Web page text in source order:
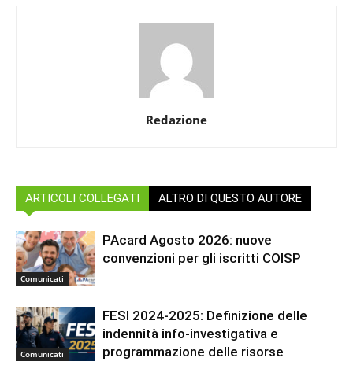
Redazione
ARTICOLI COLLEGATI ALTRO DI QUESTO AUTORE
Comunicati
PAcard Agosto 2026: nuove
convenzioni per gli iscritti COISP
Comunicati
FESI 2024-2025: Definizione delle
indennità info-investigativa e
programmazione delle risorse